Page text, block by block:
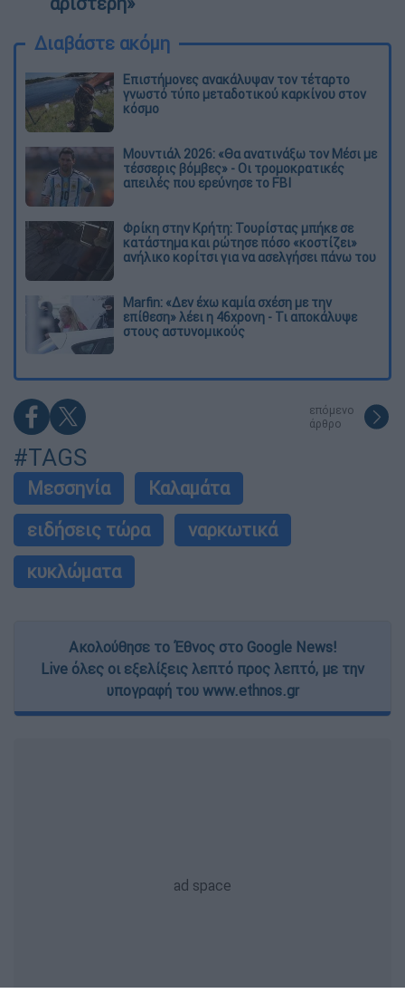
Διαβάστε ακόμη
Επιστήμονες ανακάλυψαν τον τέταρτο
γνωστό τύπο μεταδοτικού καρκίνου στον
κόσμο
Μουντιάλ 2026: «Θα ανατινάξω τον Μέσι με
τέσσερις βόμβες» - Οι τρομοκρατικές
απειλές που ερεύνησε το FBI
Φρίκη στην Κρήτη: Τουρίστας μπήκε σε
κατάστημα και ρώτησε πόσο «κοστίζει»
ανήλικο κορίτσι για να ασελγήσει πάνω του
Marfin: «Δεν έχω καμία σχέση με την
επίθεση» λέει η 46χρονη - Τι αποκάλυψε
στους αστυνομικούς
επόμενο
άρθρο
#TAGS
Μεσσηνία
Καλαμάτα
ειδήσεις τώρα
ναρκωτικά
κυκλώματα
Ακολούθησε το Έθνος στο Google News!
Live όλες οι εξελίξεις λεπτό προς λεπτό, με την
υπογραφή του www.ethnos.gr